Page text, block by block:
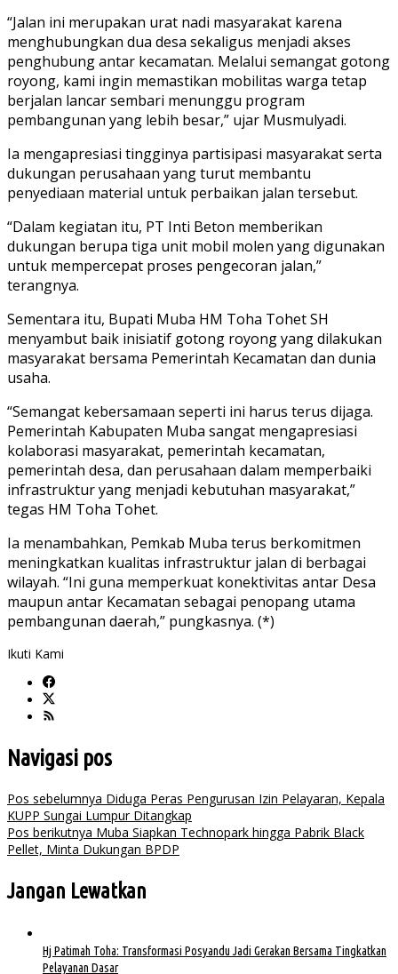
“Jalan ini merupakan urat nadi masyarakat karena
menghubungkan dua desa sekaligus menjadi akses
penghubung antar kecamatan. Melalui semangat gotong
royong, kami ingin memastikan mobilitas warga tetap
berjalan lancar sembari menunggu program
pembangunan yang lebih besar,” ujar Musmulyadi.
Ia mengapresiasi tingginya partisipasi masyarakat serta
dukungan perusahaan yang turut membantu
penyediaan material untuk perbaikan jalan tersebut.
“Dalam kegiatan itu, PT Inti Beton memberikan
dukungan berupa tiga unit mobil molen yang digunakan
untuk mempercepat proses pengecoran jalan,”
terangnya.
Sementara itu, Bupati Muba HM Toha Tohet SH
menyambut baik inisiatif gotong royong yang dilakukan
masyarakat bersama Pemerintah Kecamatan dan dunia
usaha.
“Semangat kebersamaan seperti ini harus terus dijaga.
Pemerintah Kabupaten Muba sangat mengapresiasi
kolaborasi masyarakat, pemerintah kecamatan,
pemerintah desa, dan perusahaan dalam memperbaiki
infrastruktur yang menjadi kebutuhan masyarakat,”
tegas HM Toha Tohet.
Ia menambahkan, Pemkab Muba terus berkomitmen
meningkatkan kualitas infrastruktur jalan di berbagai
wilayah. “Ini guna memperkuat konektivitas antar Desa
maupun antar Kecamatan sebagai penopang utama
pembangunan daerah,” pungkasnya. (*)
Ikuti Kami
Navigasi pos
Pos sebelumnya Diduga Peras Pengurusan Izin Pelayaran, Kepala
KUPP Sungai Lumpur Ditangkap
Pos berikutnya Muba Siapkan Technopark hingga Pabrik Black
Pellet, Minta Dukungan BPDP
Jangan Lewatkan
Hj Patimah Toha: Transformasi Posyandu Jadi Gerakan Bersama Tingkatkan
Pelayanan Dasar